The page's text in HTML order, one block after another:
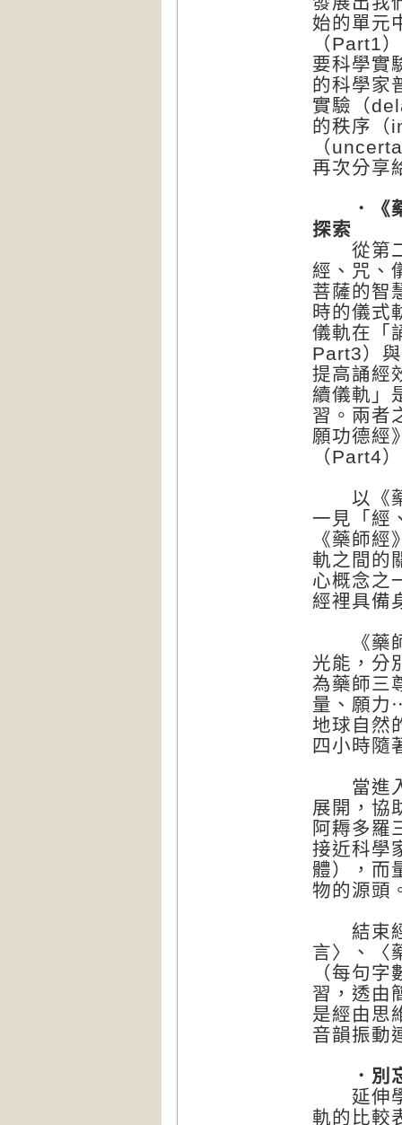
始的單元
（Part1
要科學實
的科學家
實驗（
的秩序（
（
再次分享
．《藥
探索
從第二
經、咒、
菩薩的智
時的儀式
儀軌在「
Part3）
提高誦經
續儀軌」
習。兩者
願功德經
（Part4
以《藥
一見「經
《藥師
軌之間的
心概念之
經裡具備
《藥師
光能，分
為藥師三
量、願力
地球自然
四小時隨
當進入
展開，協
阿耨多羅
接近科學
體），而
物的源頭
結束經
言〉、〈
（每句
習，透由
是經由思
音韻振動
．別忘
延伸學
軌的比較